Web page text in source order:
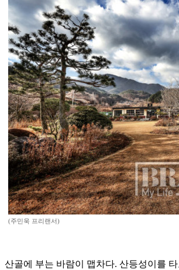
(주민욱 프리랜서)
산골에 부는 바람이 맵차다. 산등성이를